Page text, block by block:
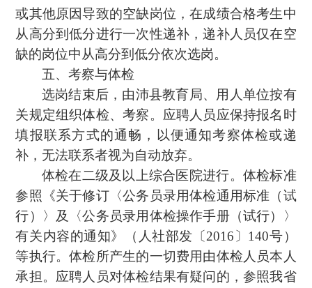
或其他原因导致的空缺岗位，在成绩合格考生中
从高分到低分进行一次性递补，递补人员仅在空
缺的岗位中从高分到低分依次选岗。
五、考察与体检
选岗结束后，由沛县教育局、用人单位按有
关规定组织体检、考察。应聘人员应保持报名时
填报联系方式的通畅，以便通知考察体检或递
补，无法联系者视为自动放弃。
体检在二级及以上综合医院进行。体检标准
参照《关于修订〈公务员录用体检通用标准（试
行）〉及〈公务员录用体检操作手册（试行）〉
有关内容的通知》（人社部发〔2016〕140号）
等执行。体检所产生的一切费用由体检人员本人
承担。应聘人员对体检结果有疑问的，参照我省